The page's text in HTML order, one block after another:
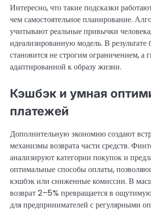
Интересно, что такие подсказки
чем самостоятельное планирование.
учитывают реальные привычки
идеализированную модель. В результате
становится не строгим ограничением, а
адаптированной к образу жизни.
Кэшбэк и умная
платежей
Дополнительную экономию создают
механизмы возврата части средств.
анализируют категории покупок и
оптимальные способы оплаты,
кэшбэк или сниженные комиссии. В
возврат 2–5% превращается в
для предпринимателей с регулярными